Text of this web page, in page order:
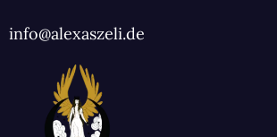
info@alexaszeli.de